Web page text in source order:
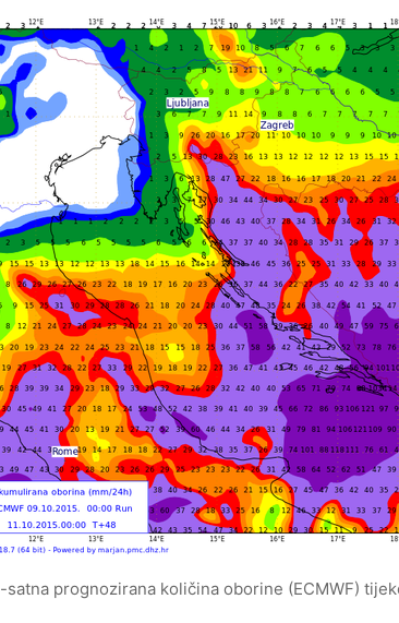
satna prognozirana količina oborine (ECMWF)